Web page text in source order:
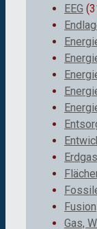
EEG
Fusion
Gas,